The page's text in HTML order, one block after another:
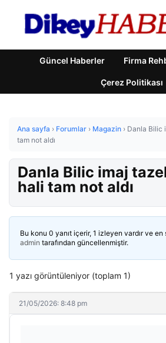
Güncel Haberler Firma
Çerez Politikası
Ana sayfa › Forumlar › Magazin › Danla Bilic
tam not aldı
Danla Bilic imaj
hali tam not aldı
Bu konu 0 yanıt içerir, 1 izleyen vardır ve en
admin tarafından güncellenmiştir.
1 yazı görüntüleniyor (toplam 1)
21/05/2026: 8:48 pm